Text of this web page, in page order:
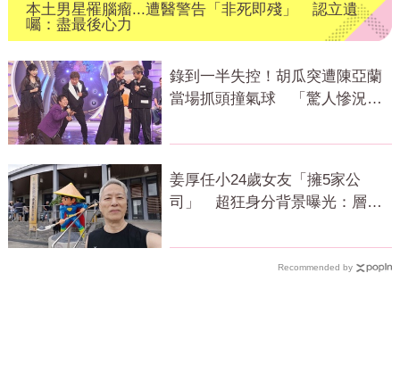
本土男星罹腦瘤...遭醫警告「非死即殘」 認立遺
囑：盡最後心力
錄到一半失控！胡瓜突遭陳亞蘭
當場抓頭撞氣球 「驚人慘況」
姜厚任小24歲女友「擁5家公
司」 超狂身分背景曝光：層級
Recommended by